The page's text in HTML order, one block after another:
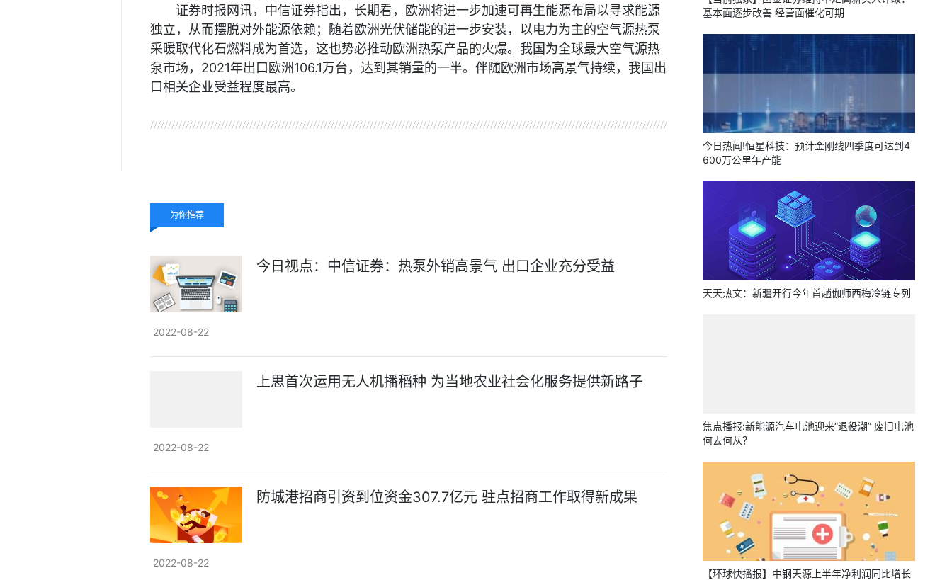
证券时报网讯，中信证券指出，长期看，欧洲将进一步加速可再生能源布局以寻求能源
独立，从而摆脱对外能源依赖；随着欧洲光伏储能的进一步安装，以电力为主的空气源热泵
采暖取代化石燃料成为首选，这也势必推动欧洲热泵产品的火爆。我国为全球最大空气源热
泵市场，2021年出口欧洲106.1万台，达到其销量的一半。伴随欧洲市场高景气持续，我国出
口相关企业受益程度最高。
为你推荐
今日视点：中信证券：热泵外销高景气 出口企业充分受益
2022-08-22
上思首次运用无人机播稻种 为当地农业社会化服务提供新路子
2022-08-22
防城港招商引资到位资金307.7亿元 驻点招商工作取得新成果
2022-08-22
基本面逐步改善 经营面催化可期
今日热闻!恒星科技：预计金刚线四季度可达到4
600万公里年产能
天天热文：新疆开行今年首趟伽师西梅冷链专列
焦点播报:新能源汽车电池迎来“退役潮” 废旧电池
何去何从？
【环球快播报】中钢天源上半年净利润同比增长